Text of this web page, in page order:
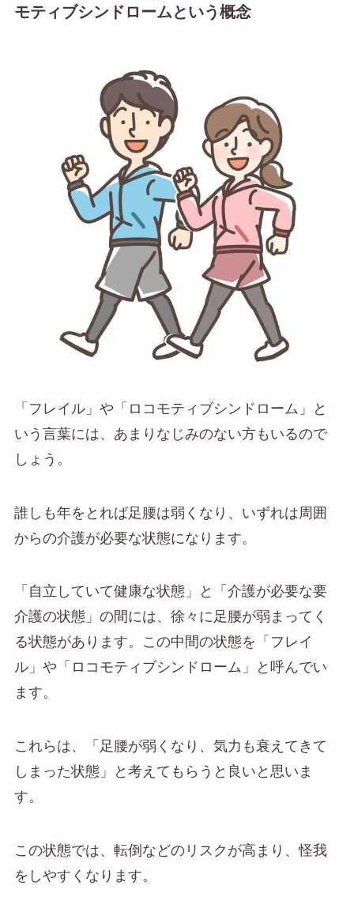
モティブシンドロームという概念
「フレイル」や「ロコモティブシンドローム」と
いう言葉には、あまりなじみのない方もいるので
しょう。
誰しも年をとれば足腰は弱くなり、いずれは周囲
からの介護が必要な状態になります。
「自立していて健康な状態」と「介護が必要な要
介護の状態」の間には、徐々に足腰が弱まってく
る状態があります。この中間の状態を「フレイ
ル」や「ロコモティブシンドローム」と呼んでい
ます。
これらは、「足腰が弱くなり、気力も衰えてきて
しまった状態」と考えてもらうと良いと思いま
す。
この状態では、転倒などのリスクが高まり、怪我
をしやすくなります。